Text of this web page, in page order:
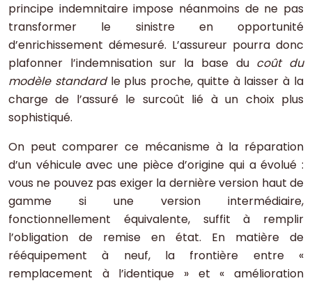
principe indemnitaire impose néanmoins de ne pas
transformer le sinistre en opportunité
d’enrichissement démesuré. L’assureur pourra donc
plafonner l’indemnisation sur la base du coût du
modèle standardle plus proche, quitte à laisser à la
charge de l’assuré le surcoût lié à un choix plus
sophistiqué.
On peut comparer ce mécanisme à la réparation
d’un véhicule avec une pièce d’origine qui a évolué :
vous ne pouvez pas exiger la dernière version haut de
gamme si une version intermédiaire,
fonctionnellement équivalente, suffit à remplir
l’obligation de remise en état. En matière de
rééquipement à neuf, la frontière entre «
remplacement à l’identique » et « amélioration